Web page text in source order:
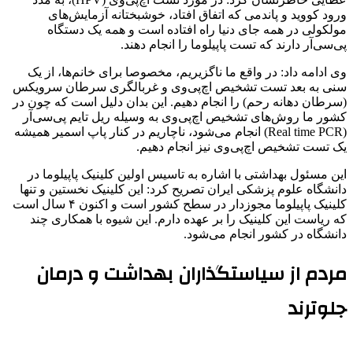
ورود کووید و پاندمی که اتفاق افتاد، خوشبختانه آزمایش‌های
مولکولی در همه جای دنیا راه افتاده است و همه یک دستگاه
پی‌سی‌آر دارند که تست پاپیلوما را انجام دهند.
وی ادامه داد: در واقع ما ناگزیریم، مخصوصا برای خانم‌ها، از یک
سنی به بعد تست تشخیص اچ‌پی‌وی و غربالگری سرطان سرویکس
(سرطان دهانه رحم) را انجام دهیم. این بدان دلیل است که چون در
کشور ما روش‌های تشخیص اچ‌پی‌وی به وسیله‌ ریل‌ تایم پی‌سی‌آر
(Real time PCR) انجام می‌شود، ناچاریم در کنار پاپ اسمیر همیشه
یک تست تشخیص اچ‌پی‌وی نیز انجام دهیم.
این مسئول بهداشتی با اشاره به تاسیس اولین کلینیک پاپیلوما در
دانشگاه علوم پزشکی ایران تصریح کرد: این کلینیک نخستین و تنها
کلینیک پاپیلوما مجوزدار در سطح کشور است و اکنون ۴ سال است
که ریاست این کلینیک را بر عهده دارم. این شیوه با همکاری چند
دانشگاه در کشور انجام می‌شود.
مردم از سیاستگذاران بهداشت و درمان
جلوترند